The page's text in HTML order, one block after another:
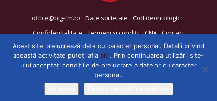
office@big-fm.ro Date societate
Cod deontologic
Confidențialitate Termeni și condiții CNA Contact
Acest site prelucrează date cu caracter personal. Detalii privind
această activitate puteți afla aici. Prin continuarea utilizării site-
ului acceptați condițiile de prelucrare a datelor cu caracter
personal.